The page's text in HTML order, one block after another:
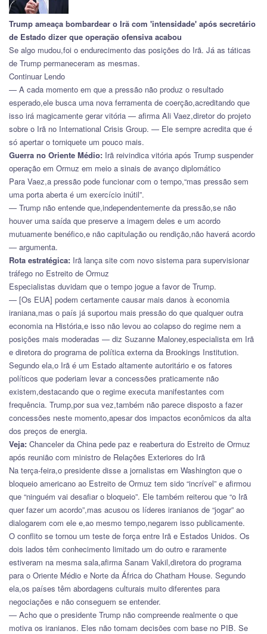
Trump ameaça bombardear o Irã com 'intensidade' após secretário
de Estado dizer que operação ofensiva acabou
Se algo mudou,foi o endurecimento das posições do Irã. Já as táticas
de Trump permaneceram as mesmas.
Continuar Lendo
— A cada momento em que a pressão não produz o resultado
esperado,ele busca uma nova ferramenta de coerção,acreditando que
isso irá magicamente gerar vitória — afirma Ali Vaez,diretor do projeto
sobre o Irã no International Crisis Group. — Ele sempre acredita que é
só apertar o torniquete um pouco mais.
Guerra no Oriente Médio: Irã reivindica vitória após Trump suspender
operação em Ormuz em meio a sinais de avanço diplomático
Para Vaez,a pressão pode funcionar com o tempo,“mas pressão sem
uma porta aberta é um exercício inútil”.
— Trump não entende que,independentemente da pressão,se não
houver uma saída que preserve a imagem deles e um acordo
mutuamente benéfico,e não capitulação ou rendição,não haverá acordo
— argumenta.
Rota estratégica: Irã lança site com novo sistema para supervisionar
tráfego no Estreito de Ormuz
Especialistas duvidam que o tempo jogue a favor de Trump.
— [Os EUA] podem certamente causar mais danos à economia
iraniana,mas o país já suportou mais pressão do que qualquer outra
economia na História,e isso não levou ao colapso do regime nem a
posições mais moderadas — diz Suzanne Maloney,especialista em Irã
e diretora do programa de política externa da Brookings Institution.
Segundo ela,o Irã é um Estado altamente autoritário e os fatores
políticos que poderiam levar a concessões praticamente não
existem,destacando que o regime executa manifestantes com
frequência. Trump,por sua vez,também não parece disposto a fazer
concessões neste momento,apesar dos impactos econômicos da alta
dos preços de energia.
Veja: Chanceler da China pede paz e reabertura do Estreito de Ormuz
após reunião com ministro de Relações Exteriores do Irã
Na terça-feira,o presidente disse a jornalistas em Washington que o
bloqueio americano ao Estreito de Ormuz tem sido “incrível” e afirmou
que “ninguém vai desafiar o bloqueio”. Ele também reiterou que “o Irã
quer fazer um acordo”,mas acusou os líderes iranianos de “jogar” ao
dialogarem com ele e,ao mesmo tempo,negarem isso publicamente.
O conflito se tornou um teste de força entre Irã e Estados Unidos. Os
dois lados têm conhecimento limitado um do outro e raramente
estiveram na mesma sala,afirma Sanam Vakil,diretora do programa
para o Oriente Médio e Norte da África do Chatham House. Segundo
ela,os países têm abordagens culturais muito diferentes para
negociações e não conseguem se entender.
— Acho que o presidente Trump não compreende realmente o que
motiva os iranianos. Eles não tomam decisões com base no PIB. Se